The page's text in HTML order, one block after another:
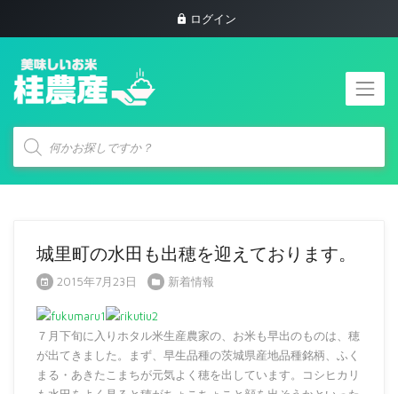
ログイン
商
索
城里町の水田も出穂を迎えております。
2015年7月23日 新着情報
７月下旬に入りホタル米生産農家の、お米も早出のものは、穂
が出てきました。まず、早生品種の茨城県産地品種銘柄、ふく
まる・あきたこまちが元気よく穂を出しています。コシヒカリ